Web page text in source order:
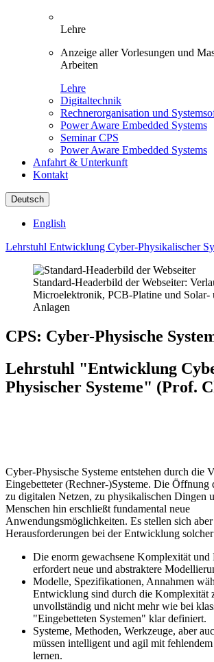
Lehre
Anzeige aller Vorlesungen und
Arbeiten
Lehre
Digitaltechnik
Rechnerorganisation und
Power Aware Embedded Systems
Seminar CPS
Power Aware Embedded Systems
Anfahrt & Unterkunft
Kontakt
Deutsch
English
Lehrstuhl Entwicklung Cyber-Physikalischer
Standard-Headerbild der Webseiter:
Microelektronik, PCB-Platine und Solar-
Anlagen
CPS: Cyber-Physische
Lehrstuhl "Entwicklung
Physischer Systeme" (Prof.
Cyber-Physische Systeme entstehen durch die
Eingebetteter (Rechner-)Systeme. Die Öffnung
zu digitalen Netzen, zu physikalischen Dingen
Menschen hin erschließt fundamental neue
Anwendungsmöglichkeiten. Es stellen sich
Herausforderungen bei der Entwicklung solcher
Die enorm gewachsene Komplexität und
erfordert neue und abstraktere
Modelle, Spezifikationen, Annahmen
Entwicklung sind durch die Komplexität
unvollständig und nicht mehr wie bei
"Eingebetteten Systemen" klar definiert.
Systeme, Methoden, Werkzeuge, aber
müssen intelligent und agil mit
lernen.